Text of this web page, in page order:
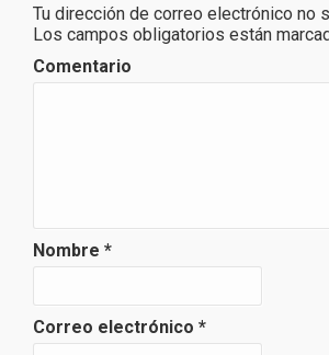
Tu dirección de correo electrónico no
Los campos obligatorios están
Comentario
Nombre *
Correo electrónico *